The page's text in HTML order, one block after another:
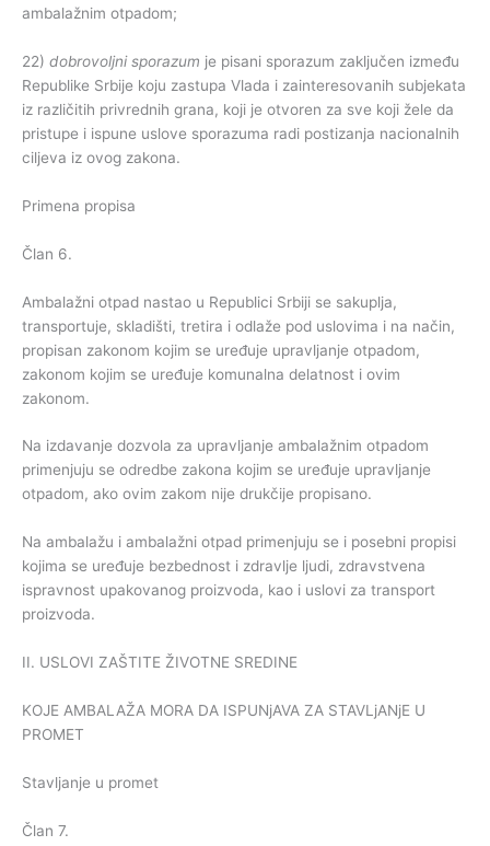
ambalažnim otpadom;
22) dobrovoljni sporazum je pisani sporazum zaključen između
Republike Srbije koju zastupa Vlada i zainteresovanih subjekata
iz različitih privrednih grana, koji je otvoren za sve koji žele da
pristupe i ispune uslove sporazuma radi postizanja nacionalnih
ciljeva iz ovog zakona.
Primena propisa
Član 6.
Ambalažni otpad nastao u Republici Srbiji se sakuplja,
transportuje, skladišti, tretira i odlaže pod uslovima i na način,
propisan zakonom kojim se uređuje upravljanje otpadom,
zakonom kojim se uređuje komunalna delatnost i ovim
zakonom.
Na izdavanje dozvola za upravljanje ambalažnim otpadom
primenjuju se odredbe zakona kojim se uređuje upravljanje
otpadom, ako ovim zakom nije drukčije propisano.
Na ambalažu i ambalažni otpad primenjuju se i posebni propisi
kojima se uređuje bezbednost i zdravlje ljudi, zdravstvena
ispravnost upakovanog proizvoda, kao i uslovi za transport
proizvoda.
II. USLOVI ZAŠTITE ŽIVOTNE SREDINE
KOJE AMBALAŽA MORA DA ISPUNjAVA ZA STAVLjANjE U
PROMET
Stavljanje u promet
Član 7.